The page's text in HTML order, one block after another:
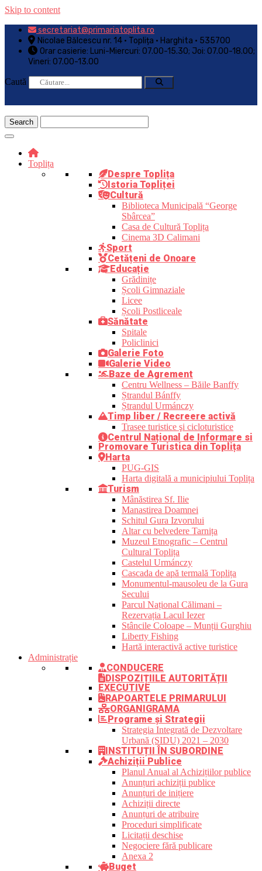
Skip to content
secretariat@primariatoplita.ro
Nicolae Bălcescu nr. 14 • Toplița • Harghita • 535700
Orar casierie: Luni-Miercuri: 07.00-15.30; Joi: 07.00-18.00;
Vineri: 07.00-13.00
Caută
Toplița
Despre Toplița
Istoria Topliței
Cultură
Biblioteca Municipală “George
Sbârcea”
Casa de Cultură Toplița
Cinema 3D Calimani
Sport
Cetățeni de Onoare
Educație
Grădinițe
Școli Gimnaziale
Licee
Școli Postliceale
Sănătate
Spitale
Policlinici
Galerie Foto
Galerie Video
Baze de Agrement
Centru Wellness – Băile Banffy
Ștrandul Bánffy
Ștrandul Urmánczy
Timp liber / Recreere activă
Trasee turistice şi cicloturistice
Centrul Național de Informare si
Promovare Turistica din Toplița
Harta
PUG-GIS
Harta digitală a municipiului Toplița
Turism
Mânăstirea Sf. Ilie
Manastirea Doamnei
Schitul Gura Izvorului
Altar cu belvedere Tarnița
Muzeul Etnografic – Centrul
Cultural Toplița
Castelul Urmánczy
Cascada de apă termală Toplița
Monumentul-mausoleu de la Gura
Secului
Parcul Național Călimani –
Rezervația Lacul Iezer
Stâncile Coloape – Munții Gurghiu
Liberty Fishing
Hartă interactivă active turistice
Administrație
CONDUCERE
DISPOZIȚIILE AUTORITĂȚII
EXECUTIVE
RAPOARTELE PRIMARULUI
ORGANIGRAMA
Programe și Strategii
Strategia Integrată de Dezvoltare
Urbană (SIDU) 2021 – 2030
INSTITUȚII ÎN SUBORDINE
Achiziții Publice
Planul Anual al Achizițiilor publice
Anunțuri achiziții publice
Anunțuri de inițiere
Achiziții directe
Anunțuri de atribuire
Proceduri simplificate
Licitații deschise
Negociere fără publicare
Anexa 2
Buget